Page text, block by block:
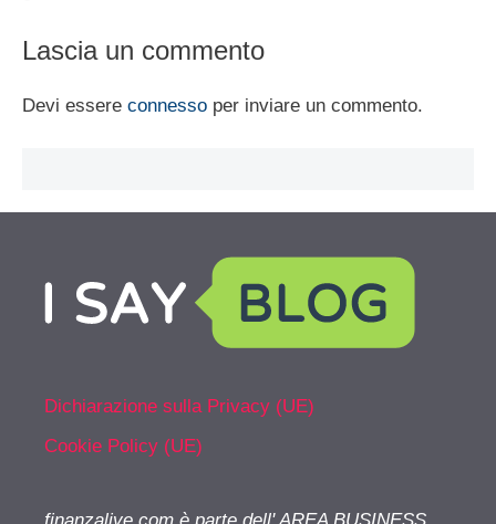
Lascia un commento
Devi essere connesso per inviare un commento.
Dichiarazione sulla Privacy (UE)
Cookie Policy (UE)
finanzalive.com è parte dell' AREA BUSINESS